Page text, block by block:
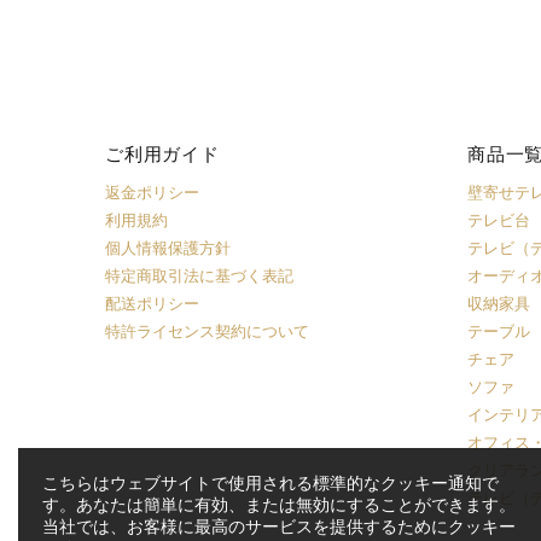
ご利用ガイド
返金ポリシー
利用規約
個人情報保護方針
特定商取引法に基づく表記
配送ポリシー
特許ライセンス契約について
商品一
壁寄せテ
テレビ台
テレビ（
オーディ
収納家具
テーブル
チェア
ソファ
インテリ
オフィス
テレビ（
こちらはウェブサイトで使用される標準的なクッキー通知で
す。あなたは簡単に有効、または無効にすることができます。
当社では、お客様に最高のサービスを提供するためにクッキー